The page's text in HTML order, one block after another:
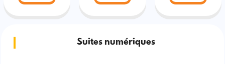
Suites numériques